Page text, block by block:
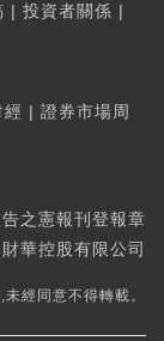
| 投資者關係 |
經 | 證券市場周
之憲報刊登報章
華控股有限公司
經同意不得轉載。